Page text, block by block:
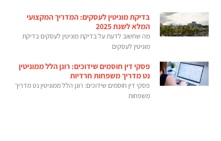
בדיקת מוניטין לעסקים: המדריך המקצועי
המלא לשנת 2025
מה שחשוב לדעת על בדיקת מוניטין לעסקים בדיקת
מוניטין לעסקים
פסקי דין חוסמים שידוכים: רונן הלל ממוניטין
נט מדריך משפחות חרדיות
פסקי דין חוסמים שידוכים: רונן הלל ממוניטין נט מדריך
משפחות